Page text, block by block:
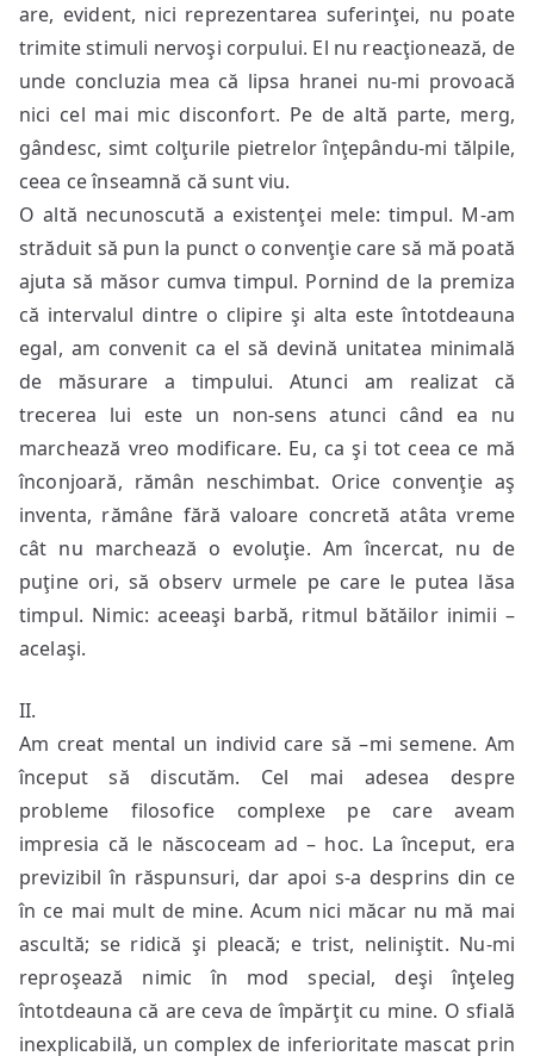
are, evident, nici reprezentarea suferinţei, nu poate
trimite stimuli nervoşi corpului. El nu reacţionează, de
unde concluzia mea că lipsa hranei nu-mi provoacă
nici cel mai mic disconfort. Pe de altă parte, merg,
gândesc, simt colţurile pietrelor înţepându-mi tălpile,
ceea ce înseamnă că sunt viu.
O altă necunoscută a existenţei mele: timpul. M-am
străduit să pun la punct o convenţie care să mă poată
ajuta să măsor cumva timpul. Pornind de la premiza
că intervalul dintre o clipire şi alta este întotdeauna
egal, am convenit ca el să devină unitatea minimală
de măsurare a timpului. Atunci am realizat că
trecerea lui este un non-sens atunci când ea nu
marchează vreo modificare. Eu, ca şi tot ceea ce mă
înconjoară, rămân neschimbat. Orice convenţie aş
inventa, rămâne fără valoare concretă atâta vreme
cât nu marchează o evoluţie. Am încercat, nu de
puţine ori, să observ urmele pe care le putea lăsa
timpul. Nimic: aceeaşi barbă, ritmul bătăilor inimii –
acelaşi.
II.
Am creat mental un individ care să –mi semene. Am
început să discutăm. Cel mai adesea despre
probleme filosofice complexe pe care aveam
impresia că le născoceam ad – hoc. La început, era
previzibil în răspunsuri, dar apoi s-a desprins din ce
în ce mai mult de mine. Acum nici măcar nu mă mai
ascultă; se ridică şi pleacă; e trist, neliniştit. Nu-mi
reproşează nimic în mod special, deşi înţeleg
întotdeauna că are ceva de împărţit cu mine. O sfială
inexplicabilă, un complex de inferioritate mascat prin